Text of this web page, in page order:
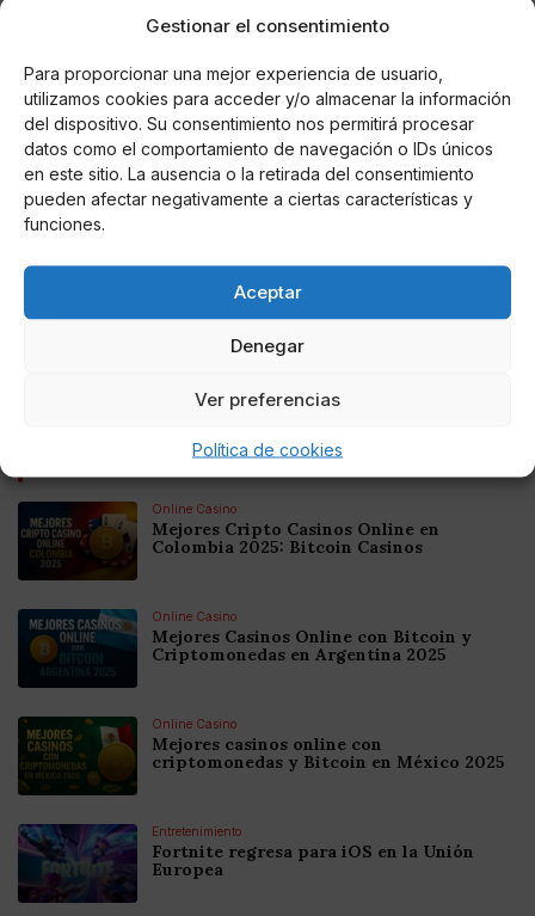
Gestionar el consentimiento
Para proporcionar una mejor experiencia de usuario,
utilizamos cookies para acceder y/o almacenar la información
del dispositivo. Su consentimiento nos permitirá procesar
datos como el comportamiento de navegación o IDs únicos
en este sitio. La ausencia o la retirada del consentimiento
pueden afectar negativamente a ciertas características y
funciones.
Aceptar
Denegar
Ver preferencias
Política de cookies
Miguel P. Montes
Casado rompe también con Rajoy: "No se
debió usar la fuerza el 1-O"
El presidente del PP se desmarca de la actuación del
Gobierno de su antecesor durante el referéndum ilegal del 1
Noticias relacionadas
Online Casino
Mejores Cripto Casinos Online en
Colombia 2025: Bitcoin Casinos
Online Casino
Mejores Casinos Online con Bitcoin y
Criptomonedas en Argentina 2025
Online Casino
Mejores casinos online con
criptomonedas y Bitcoin en México 2025
Entretenimiento
Fortnite regresa para iOS en la Unión
Europea